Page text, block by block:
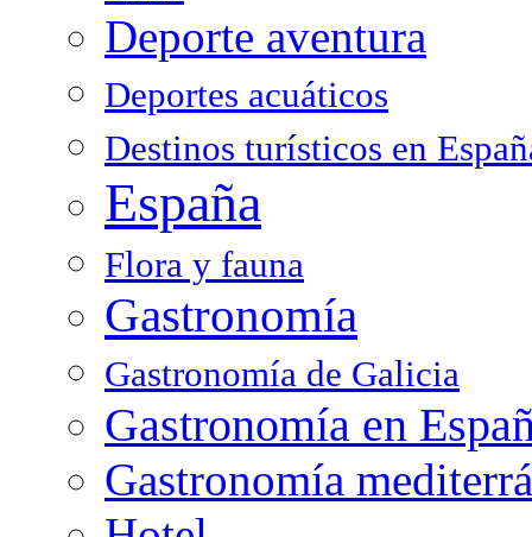
Deporte aventura
Deportes acuáticos
Destinos turísticos en
España
Flora y fauna
Gastronomía
Gastronomía de Galicia
Gastronomía en
Gastronomía